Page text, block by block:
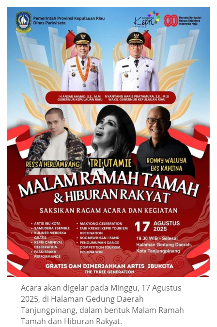
Acara akan digelar pada Minggu, 17 Agustus
2025, di Halaman Gedung Daerah
Tanjungpinang, dalam bentuk Malam Ramah
Tamah dan Hiburan Rakyat.